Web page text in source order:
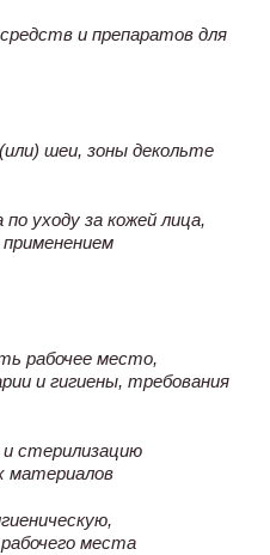
и препаратов для
шеи, зоны декольте
уходу за кожей лица,
рабочее место,
и гигиены, требования
стерилизацию
материалов
места